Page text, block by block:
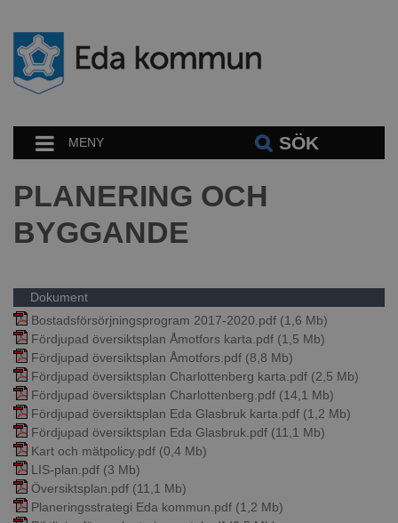
MENY SÖK
PLANERING OCH
BYGGANDE
Dokument
Bostadsförsörjningsprogram 2017-2020.pdf (1,6 Mb)
Fördjupad översiktsplan Åmotfors karta.pdf (1,5 Mb)
Fördjupad översiktsplan Åmotfors.pdf (8,8 Mb)
Fördjupad översiktsplan Charlottenberg karta.pdf (2,5 Mb)
Fördjupad översiktsplan Charlottenberg.pdf (14,1 Mb)
Fördjupad översiktsplan Eda Glasbruk karta.pdf (1,2 Mb)
Fördjupad översiktsplan Eda Glasbruk.pdf (11,1 Mb)
Kart och mätpolicy.pdf (0,4 Mb)
LIS-plan.pdf (3 Mb)
Översiktsplan.pdf (11,1 Mb)
Planeringsstrategi Eda kommun.pdf (1,2 Mb)